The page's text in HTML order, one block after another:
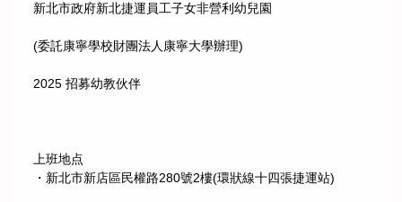
新北市政府新北捷運員工子女非營利幼兒園
(委託康寧學校財團法人康寧大學辦理)
2025 招募幼教伙伴
上班地点
・新北市新店區民權路280號2樓(環狀線十四張捷運站)